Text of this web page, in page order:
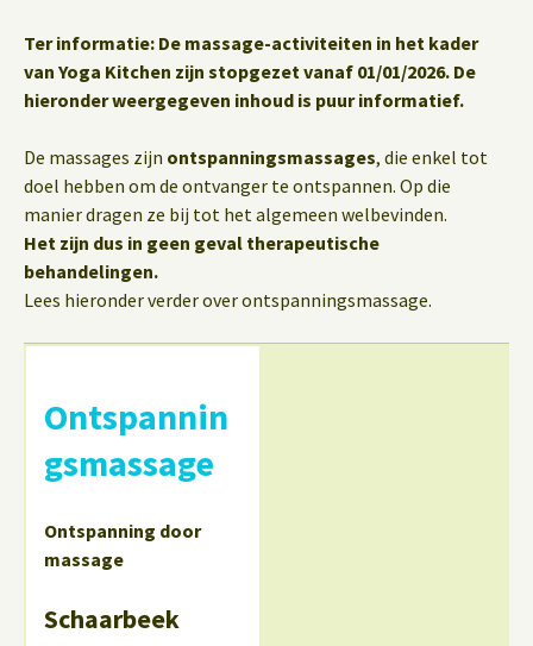
Ter informatie: De massage-activiteiten in het kader
van Yoga Kitchen zijn stopgezet vanaf 01/01/2026. De
hieronder weergegeven inhoud is puur informatief.
De massages zijn ontspanningsmassages, die enkel tot
doel hebben om de ontvanger te ontspannen. Op die
manier dragen ze bij tot het algemeen welbevinden.
Het zijn dus in geen geval therapeutische
behandelingen.
Lees hieronder verder over ontspanningsmassage.
Ontspannin
gsmassage
Ontspanning door
massage
Schaarbeek